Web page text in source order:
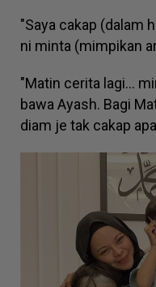
"Saya cakap (dalam
ni minta (mimpikan
"Matin cerita lagi...
bawa Ayash. Bagi
diam je tak cakap